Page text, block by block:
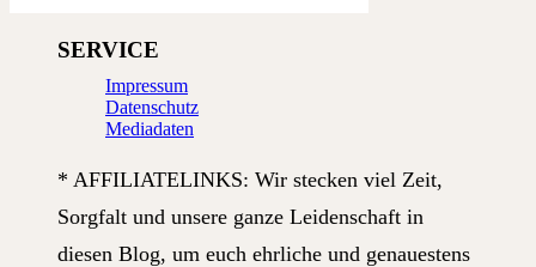
SERVICE
Impressum
Datenschutz
Mediadaten
* AFFILIATELINKS: Wir stecken viel Zeit,
Sorgfalt und unsere ganze Leidenschaft in
diesen Blog, um euch ehrliche und genauestens